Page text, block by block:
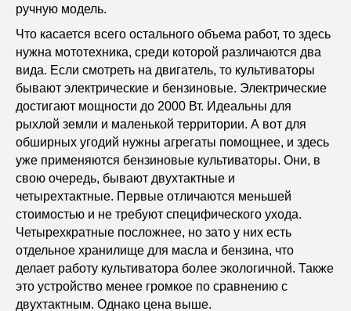
ручную модель.
Что касается всего остального объема работ, то здесь
нужна мототехника, среди которой различаются два
вида. Если смотреть на двигатель, то культиваторы
бывают электрические и бензиновые. Электрические
достигают мощности до 2000 Вт. Идеальны для
рыхлой земли и маленькой территории. А вот для
обширных угодий нужны агрегаты помощнее, и здесь
уже применяются бензиновые культиваторы. Они, в
свою очередь, бывают двухтактные и
четырехтактные. Первые отличаются меньшей
стоимостью и не требуют специфического ухода.
Четырехкратные посложнее, но зато у них есть
отдельное хранилище для масла и бензина, что
делает работу культиватора более экологичной. Также
это устройство менее громкое по сравнению с
двухтактным. Однако цена выше.